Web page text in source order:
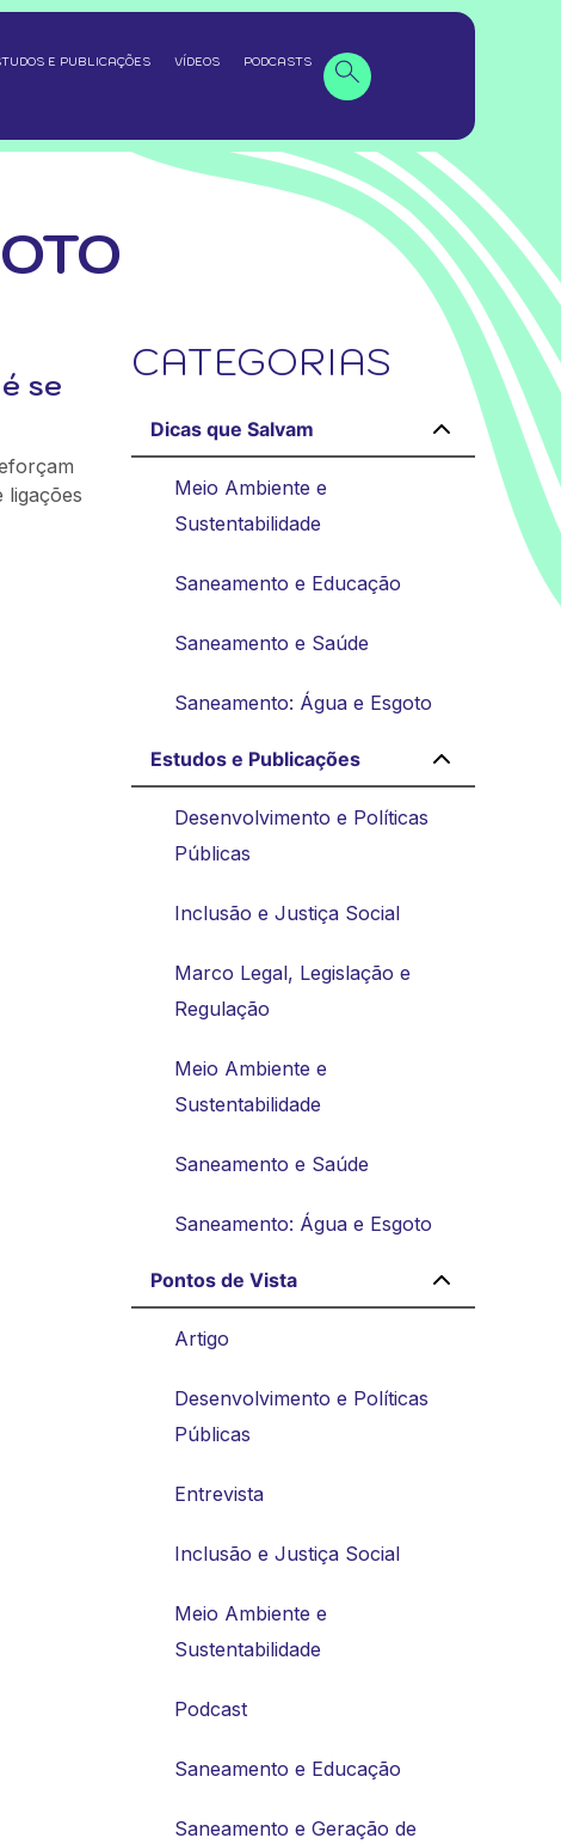
E PUBLICAÇÕES VÍDEOS PODCASTS
se
ligações
CATEGORIAS
Dicas que Salvam
Meio Ambiente e
Sustentabilidade
Saneamento e Educação
Saneamento e Saúde
Saneamento: Água e Esgoto
Estudos e Publicações
Desenvolvimento e Políticas
Públicas
Inclusão e Justiça Social
Marco Legal, Legislação e
Regulação
Meio Ambiente e
Sustentabilidade
Saneamento e Saúde
Saneamento: Água e Esgoto
Pontos de Vista
Artigo
Desenvolvimento e Políticas
Públicas
Entrevista
Inclusão e Justiça Social
Meio Ambiente e
Sustentabilidade
Podcast
Saneamento e Educação
Saneamento e Geração de